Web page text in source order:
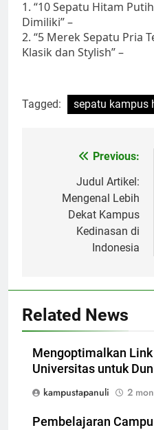
1. “10 Sepatu Hitam
Dimiliki” –
2. “5 Merek Sepatu Pria
Klasik dan Stylish” –
Tagged: sepatu kampus
navigation
Previous:
Judul Artikel:
Mengenal Lebih
Dekat Kampus
Kedinasan di
Indonesia
Related News
Mengoptimalkan
Universitas untuk
kampustapanuli
2
Pembelajaran